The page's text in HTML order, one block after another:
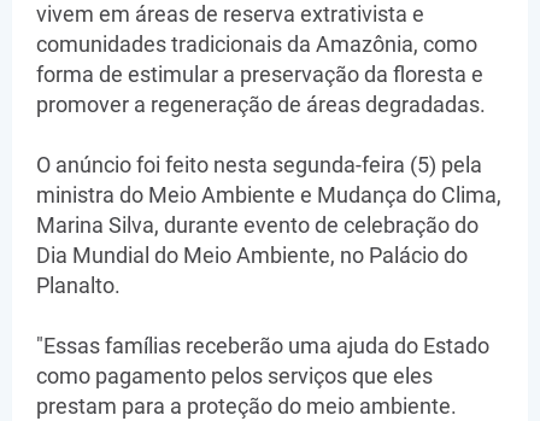
vivem em áreas de reserva extrativista e
comunidades tradicionais da Amazônia, como
forma de estimular a preservação da floresta e
promover a regeneração de áreas degradadas.
O anúncio foi feito nesta segunda-feira (5) pela
ministra do Meio Ambiente e Mudança do Clima,
Marina Silva, durante evento de celebração do
Dia Mundial do Meio Ambiente, no Palácio do
Planalto.
"Essas famílias receberão uma ajuda do Estado
como pagamento pelos serviços que eles
prestam para a proteção do meio ambiente.